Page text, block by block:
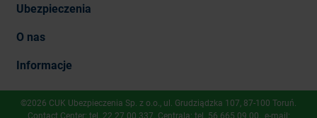
Ubezpieczenia
O nas
Informacje
©2026 CUK Ubezpieczenia Sp. z o.o., ​ul. Grudziądzka 107, 87-100 Toruń.
Contact Center: tel. 22 27 00 337 . Centrala: tel. 56 665 09 00 , e-mail: